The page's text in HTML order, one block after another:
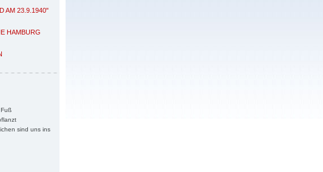
AM 23.9.1940"
HAMBURG
sind uns ins